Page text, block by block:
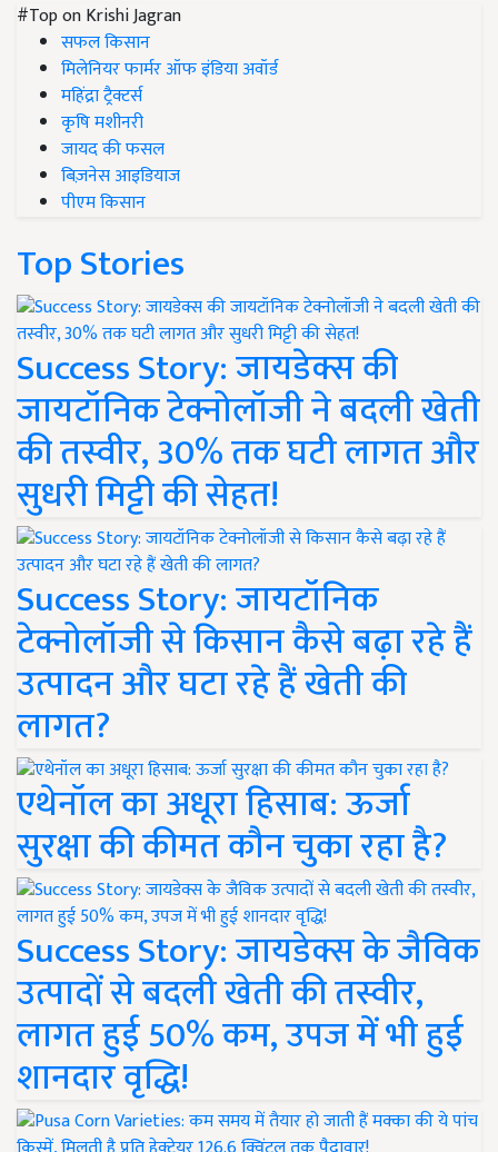
#Top on Krishi Jagran
सफल किसान
मिलेनियर फार्मर ऑफ इंडिया अवॉर्ड
महिंद्रा ट्रैक्टर्स
कृषि मशीनरी
जायद की फसल
बिज़नेस आइडियाज
पीएम किसान
Top Stories
Success Story: जायडेक्स की
जायटॉनिक टेक्नोलॉजी ने बदली खेती
की तस्वीर, 30% तक घटी लागत और
सुधरी मिट्टी की सेहत!
Success Story: जायटॉनिक
टेक्नोलॉजी से किसान कैसे बढ़ा रहे हैं
उत्पादन और घटा रहे हैं खेती की
लागत?
एथेनॉल का अधूरा हिसाब: ऊर्जा
सुरक्षा की कीमत कौन चुका रहा है?
Success Story: जायडेक्स के जैविक
उत्पादों से बदली खेती की तस्वीर,
लागत हुई 50% कम, उपज में भी हुई
शानदार वृद्धि!